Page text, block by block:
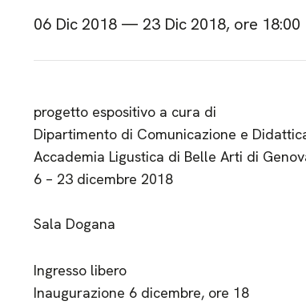
06 Dic 2018 — 23 Dic 2018, ore 18:00
progetto espositivo a cura di
Dipartimento di Comunicazione e
Accademia Ligustica di Belle Arti di
6 – 23 dicembre 2018
Sala Dogana
Ingresso libero
Inaugurazione 6 dicembre, ore 18